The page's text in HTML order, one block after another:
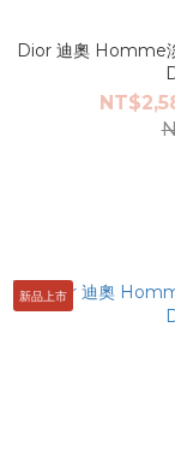
Dior 迪奧 Homme
新品上市